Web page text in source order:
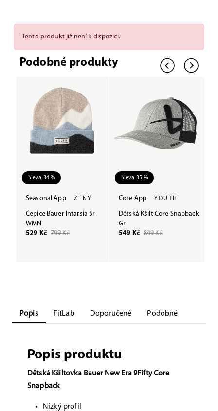
Tento produkt již není k dispozici.
Podobné produkty
Sleva 34 %
Seasonal App ŽENY
Čepice Bauer Intarsia Sr
WMN
529 Kč 799 Kč
Sleva 35 %
Core App YOUTH
Dětská Kšilt Core Snapback
Gr
549 Kč 849 Kč
Popis FitLab Doporučené Podobné
Popis produktu
Dětská Kšiltovka Bauer New Era 9Fifty Core
Snapback
Nízký profil